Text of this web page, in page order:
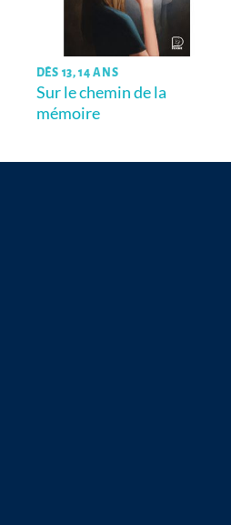
DÈS 13, 14 ANS
Sur le chemin de la
mémoire